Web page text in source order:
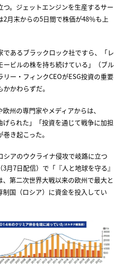
つ。ジェットエンジンを生産するサー
2月末からの5日間で株価が48％も上
であるブラックロック社ですら、「レ
ービルの株を持ち続けている」（ブル
ー・フィンクCEOがESG投資の重要
かわらずだ。
州の専門家やメディアからは、
げられた」「投資を通じて戦争に加担
き起こった。
シアのウクライナ侵攻で岐路に立つ
月7日配信）で「『人と地球を守る』
、第二次世界大戦以来の欧州で最大と
制国（ロシア）に資金を投入してい